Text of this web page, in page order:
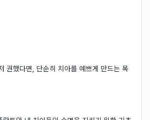
권했다면, 단순히 치아를 예쁘게 만드는 목